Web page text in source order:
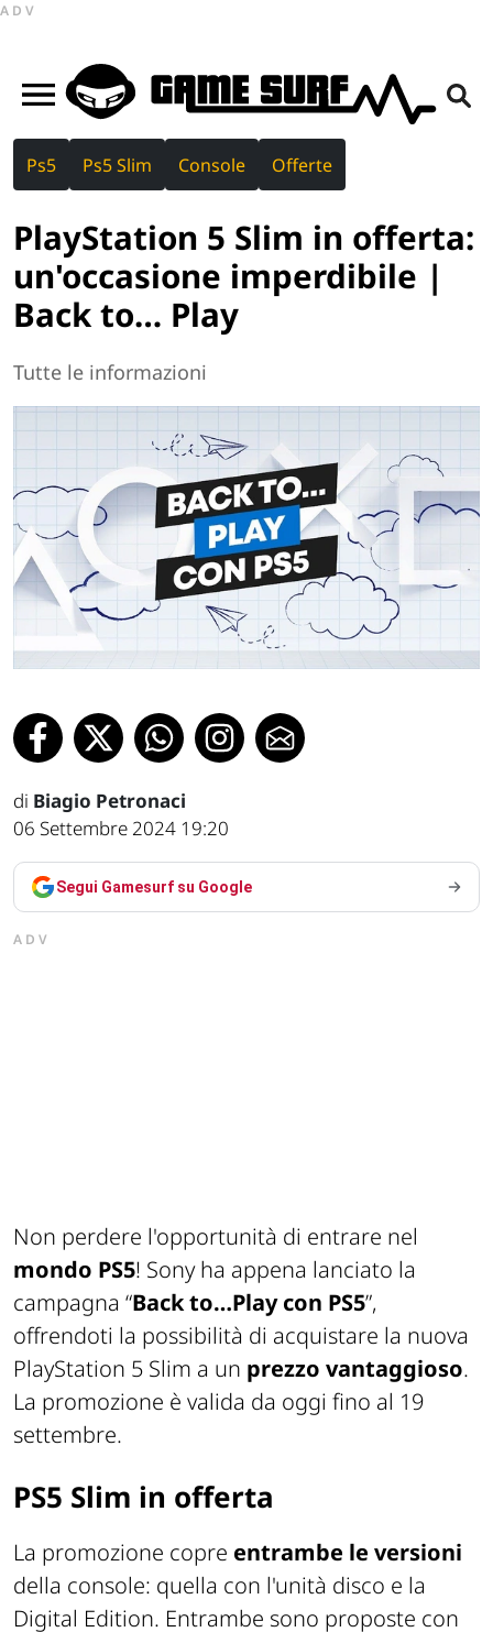
ADV
Ps5 Ps5 Slim Console Offerte
PlayStation 5 Slim in offerta:
un'occasione imperdibile |
Back to… Play
Tutte le informazioni
di Biagio Petronaci
06 Settembre 2024 19:20
Segui Gamesurf su Google
ADV
Non perdere l'opportunità di entrare nel
mondo PS5! Sony ha appena lanciato la
campagna “Back to…Play con PS5”,
offrendoti la possibilità di acquistare la nuova
PlayStation 5 Slim a un prezzo vantaggioso.
La promozione è valida da oggi fino al 19
settembre.
PS5 Slim in offerta
La promozione copre entrambe le versioni
della console: quella con l'unità disco e la
Digital Edition. Entrambe sono proposte con